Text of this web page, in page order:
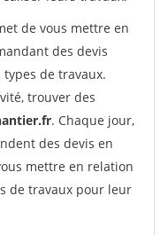
de vous mettre en
des devis
de travaux.
trouver des
. Chaque jour,
des devis en
mettre en relation
de travaux pour leur